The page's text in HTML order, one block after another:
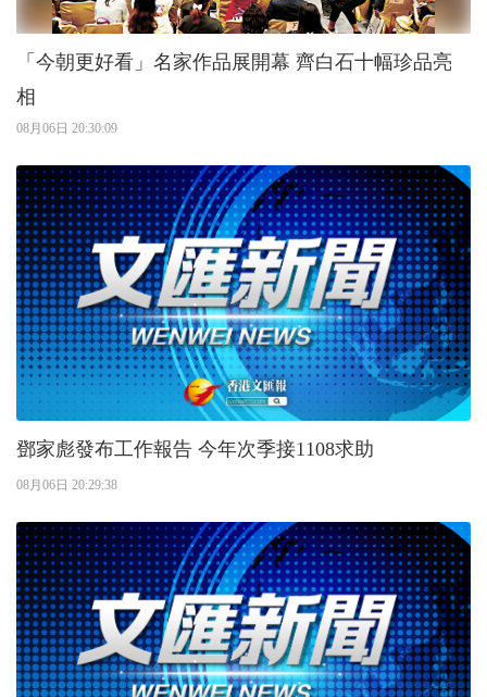
「今朝更好看」名家作品展開幕 齊白石十幅珍品亮
相
08月06日 20:30:09
鄧家彪發布工作報告 今年次季接1108求助
08月06日 20:29:38